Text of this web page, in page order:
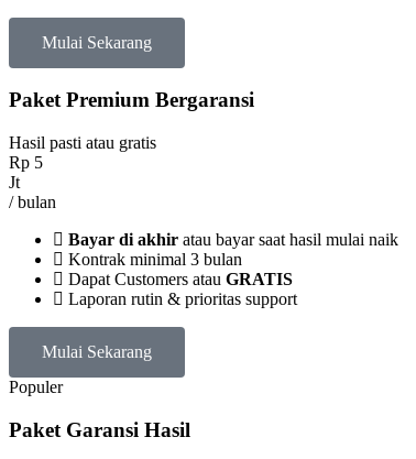
Mulai Sekarang
Paket Premium Bergaransi
Hasil pasti atau gratis
Rp 5
Jt
/ bulan
Bayar di akhir atau bayar saat hasil mulai naik
Kontrak minimal 3 bulan
Dapat Customers atau GRATIS
Laporan rutin & prioritas support
Mulai Sekarang
Populer
Paket Garansi Hasil